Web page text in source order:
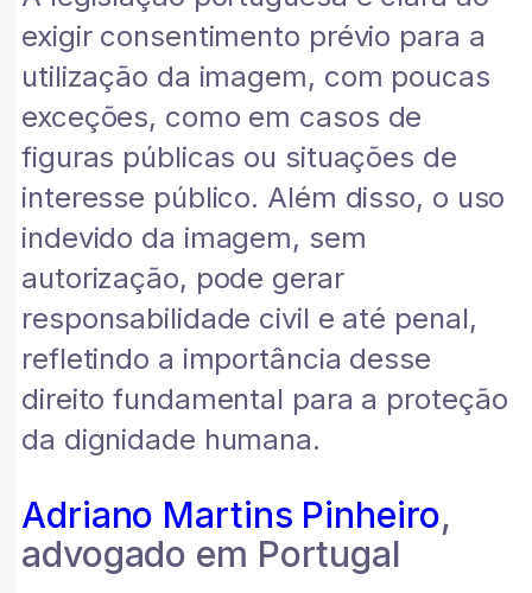
exigir consentimento prévio para a
utilização da imagem, com poucas
exceções, como em casos de
figuras públicas ou situações de
interesse público. Além disso, o uso
indevido da imagem, sem
autorização, pode gerar
responsabilidade civil e até penal,
refletindo a importância desse
direito fundamental para a proteção
da dignidade humana.
Adriano Martins Pinheiro,
advogado em Portugal